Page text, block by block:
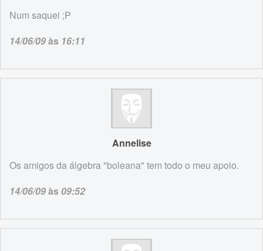
Num saquei ;P
14/06/09às 16:11
Annelise
Os amigos da álgebra "boleana" tem todo o meu apoio.
14/06/09às09:52